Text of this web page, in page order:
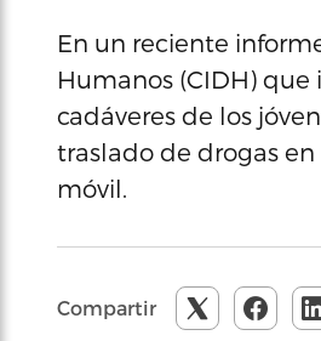
En un reciente
Humanos (CIDH)
cadáveres de los
traslado de drogas
móvil.
Compartir